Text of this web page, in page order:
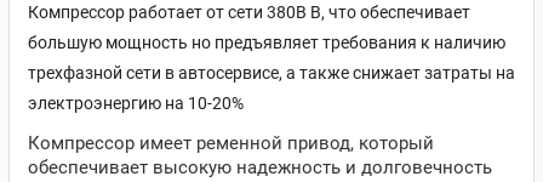
Компрессор работает от сети 380В В, что обеспечивает
большую мощность но предъявляет требования к наличию
трехфазной сети в автосервисе, а также снижает затраты на
электроэнергию на 10-20%
Компрессор имеет ременной привод, который
обеспечивает высокую надежность и долговечность